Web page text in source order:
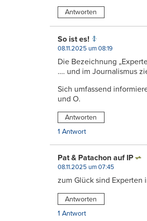
Antworten
So ist es!
08.11.2025 um 08:19
Die Bezeichnung
…. und im Journalismus
Sich umfassend
und O.
Antworten
1 Antwort
Pat & Patachon auf IP
08.11.2025 um 07:45
zum Glück sind Experten
Antworten
1 Antwort